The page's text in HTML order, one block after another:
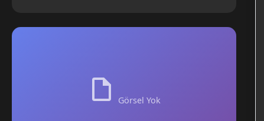
Görsel Yok